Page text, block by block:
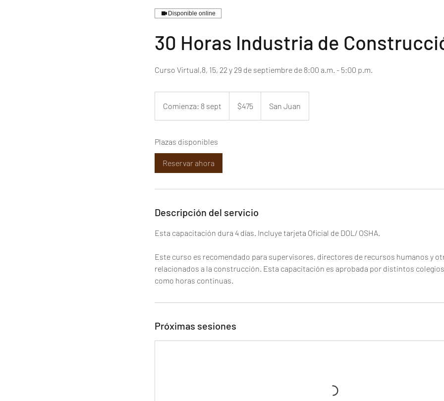
Disponible online
30 Horas Industria de
Comienza: 8 sept
o
e
a
8
e
t
dollars$475 San Juan
Plazas disponibles
Reservar ahora
Descripción del servicio
Esta capacitación dura 4 días. Incluye tarjeta Oficial de DOL/ OSHA.
Este curso es recomendado para supervisores, directores de recursos humanos y
relacionados a la construcción. Esta capacitación es aprobada por distintos
Próximas sesiones